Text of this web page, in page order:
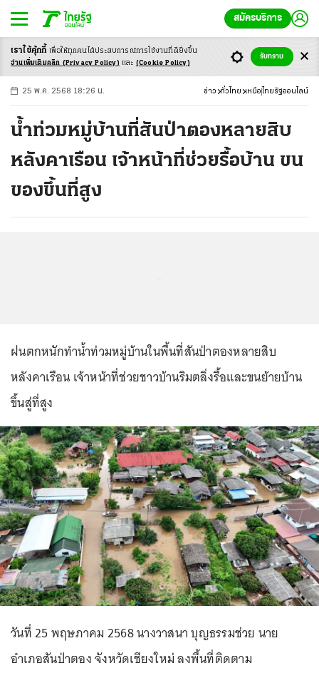
สมัครบริการ
-ก ก ก+
25 พ.ค. 2568 18:26 น. ข่าว ทั่วไทย เหนือ ไทยรัฐออนไลน์
น้ำท่วมหมู่บ้านที่สันป่าตองหลายสิบ
หลังคาเรือน เจ้าหน้าที่ช่วยรื้อบ้าน ขน
ของขึ้นที่สูง
ฝนตกหนักทำน้ำท่วมหมู่บ้านในพื้นที่สันป่าตองหลายสิบ
หลังคาเรือน เจ้าหน้าที่ช่วยชาวบ้านริมตลิ่งรื้อและขนย้ายบ้าน
ขึ้นสู่ที่สูง
วันที่ 25 พฤษภาคม 2568 นางวาสนา บุญธรรมช่วย นาย
อำเภอสันป่าตอง จังหวัดเชียงใหม่ ลงพื้นที่ติดตาม
เราใช้คุ้กกี้ เพื่อให้ทุกคนได้ประสบการณ์การใช้งานที่ดียิ่งขึ้น
อ่านเพิ่มเติมคลิก (Privacy Policy) และ (Cookie Policy)
รับทราบ